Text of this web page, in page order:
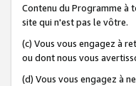
Contenu du Programme à
site qui n'est pas le vôtre.
(c) Vous vous engagez à
ou dont nous vous
(d) Vous vous engagez à